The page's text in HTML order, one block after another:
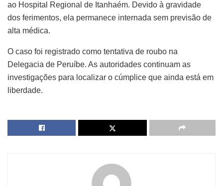
ao Hospital Regional de Itanhaém. Devido à gravidade
dos ferimentos, ela permanece internada sem previsão de
alta médica.
O caso foi registrado como tentativa de roubo na
Delegacia de Peruíbe. As autoridades continuam as
investigações para localizar o cúmplice que ainda está em
liberdade.